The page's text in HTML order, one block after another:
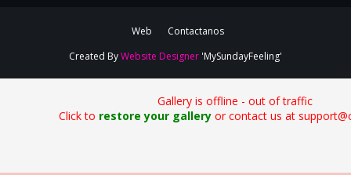
Web
Contactanos
Created ByWebsite Designer 'MySundayFeeling'
Gallery is offline - out of traffic
Click to restore your galleryor contact us at